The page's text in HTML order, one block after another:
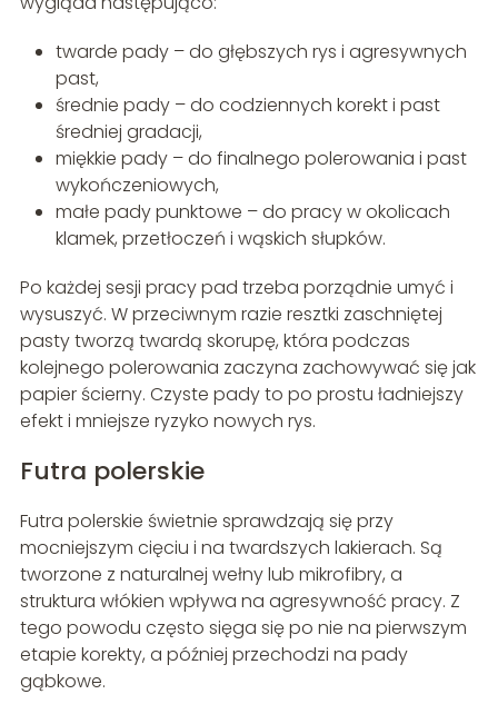
twarde pady – do głębszych rys i agresywnych
past,
średnie pady – do codziennych korekt i past
średniej gradacji,
miękkie pady – do finalnego polerowania i past
wykończeniowych,
małe pady punktowe – do pracy w okolicach
klamek, przetłoczeń i wąskich słupków.
Po każdej sesji pracy pad trzeba porządnie umyć i
wysuszyć. W przeciwnym razie resztki zaschniętej
pasty tworzą twardą skorupę, która podczas
kolejnego polerowania zaczyna zachowywać się jak
papier ścierny. Czyste pady to po prostu ładniejszy
efekt i mniejsze ryzyko nowych rys.
Futra polerskie
Futra polerskie świetnie sprawdzają się przy
mocniejszym cięciu i na twardszych lakierach. Są
tworzone z naturalnej wełny lub mikrofibry, a
struktura włókien wpływa na agresywność pracy. Z
tego powodu często sięga się po nie na pierwszym
etapie korekty, a później przechodzi na pady
gąbkowe.